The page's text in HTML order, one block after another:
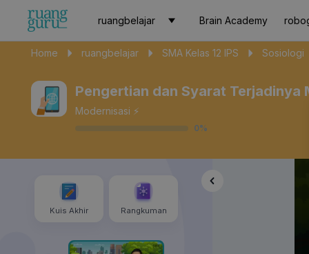
ruangbelajar Brain Academy
Home ruangbelajar SMA Kelas 12 IPS Sosiologi
Pengertian dan Syarat Terjadinya
Modernisasi ⚡️
0%
Kuis Akhir Rangkuman